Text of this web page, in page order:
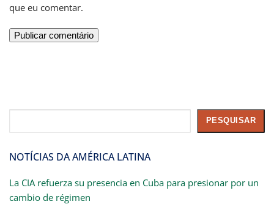
que eu comentar.
PESQUISAR
NOTÍCIAS DA AMÉRICA LATINA
La CIA refuerza su presencia en Cuba para presionar por un
cambio de régimen